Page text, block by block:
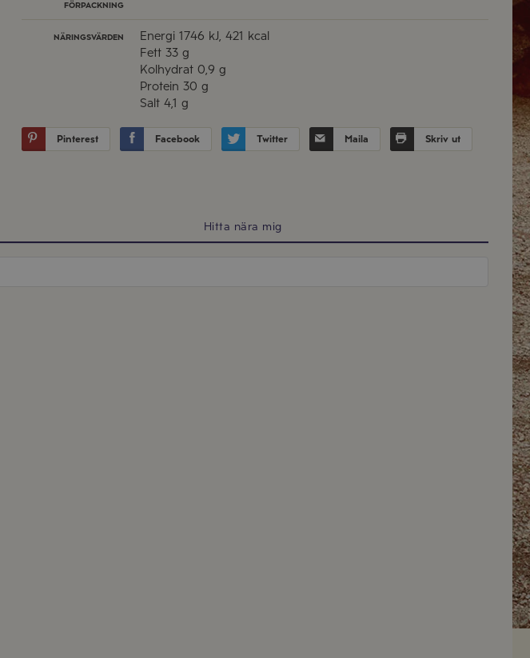
FÖRPACKNING
NÄRINGSVÄRDEN Energi 1746 kJ, 421 kcal
Fett 33 g
Kolhydrat 0,9 g
Protein 30 g
Salt 4,1 g
Pinterest Facebook Twitter Maila Skriv ut
Hitta nära mig